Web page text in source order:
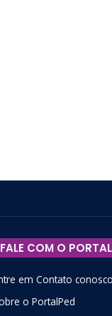
FALE COM O
em Contato conosco
o PortalPed